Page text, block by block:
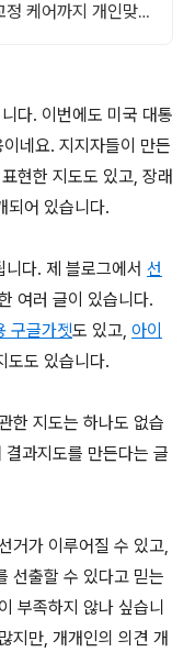
케어까지 개인맞춤
다. 이번에도 미국 대통
네요. 지지자들이 만든
현한 지도도 있고, 장래
되어 있습니다.
다. 제 블로그에서 선
여러 글이 있습니다.
구글가젯도 있고, 아이
도도 있습니다.
한 지도는 하나도 없습
과지도를 만든다는 글
거가 이루어질 수 있고,
선출할 수 있다고 믿는
부족하지 않나 싶습니
지만, 개개인의 의견 개